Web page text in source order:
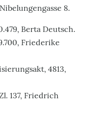
8.
Berta Deutsch.
Friederike
4813,
137, Friedrich